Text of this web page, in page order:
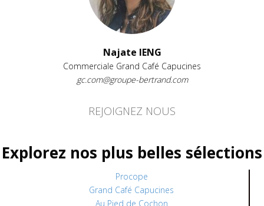
Najate IENG
Commerciale Grand Café Capucines
gc.com@groupe-bertrand.com
REJOIGNEZ NOUS
Explorez nos plus belles sélections
Procope
Grand Café Capucines
Au Pied de Cochon